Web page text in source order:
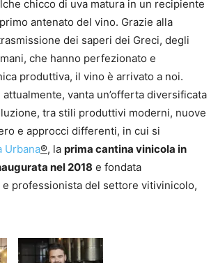
chicco di uva matura in un recipiente
antenato del vino. Grazie alla
dei saperi dei Greci, degli
che hanno perfezionato e
produttiva, il vino è arrivato a noi.
vanta un’offerta diversificata
tra stili produttivi moderni, nuove
e approcci differenti, in cui si
Urbana®, la prima cantina vinicola in
nel 2018 e fondata
e professionista del settore vitivinicolo,